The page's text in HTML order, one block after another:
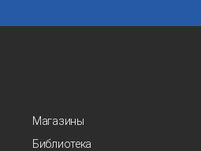
Магазины
Библиотека